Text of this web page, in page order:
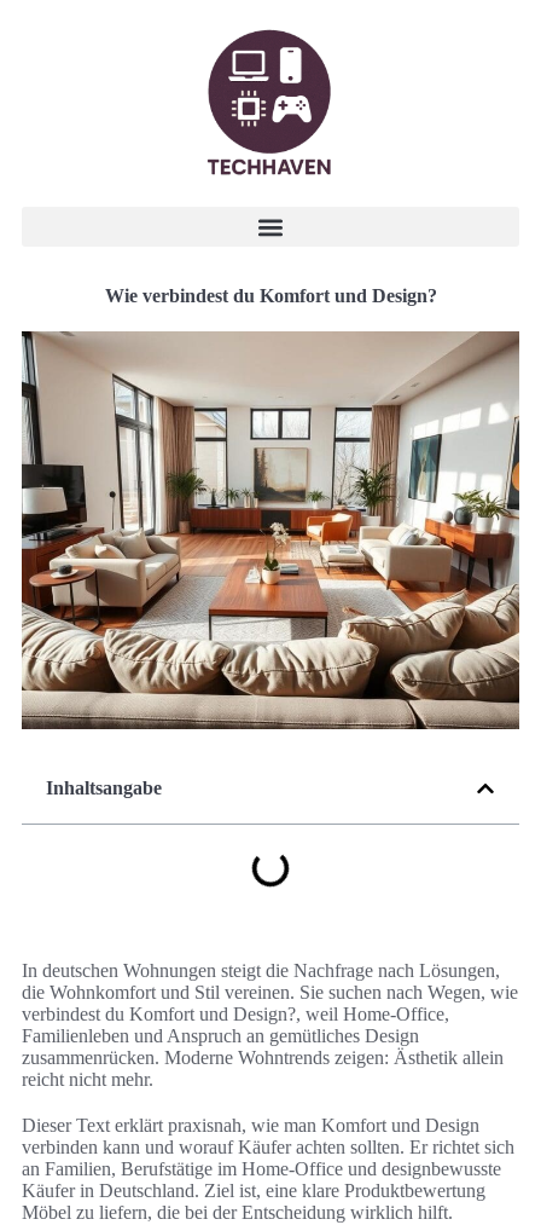
Wie verbindest du Komfort und Design?
Inhaltsangabe
In deutschen Wohnungen steigt die Nachfrage nach Lösungen,
die Wohnkomfort und Stil vereinen. Sie suchen nach Wegen, wie
verbindest du Komfort und Design?, weil Home-Office,
Familienleben und Anspruch an gemütliches Design
zusammenrücken. Moderne Wohntrends zeigen: Ästhetik allein
reicht nicht mehr.
Dieser Text erklärt praxisnah, wie man Komfort und Design
verbinden kann und worauf Käufer achten sollten. Er richtet sich
an Familien, Berufstätige im Home-Office und designbewusste
Käufer in Deutschland. Ziel ist, eine klare Produktbewertung
Möbel zu liefern, die bei der Entscheidung wirklich hilft.